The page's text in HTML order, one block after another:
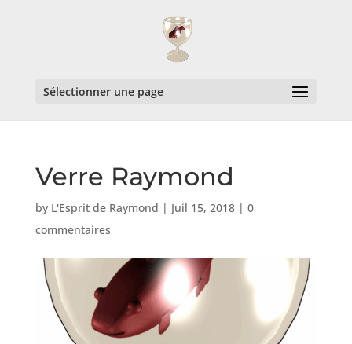
Sélectionner une page
Verre Raymond
by L'Esprit de Raymond | Juil 15, 2018| 0
commentaires